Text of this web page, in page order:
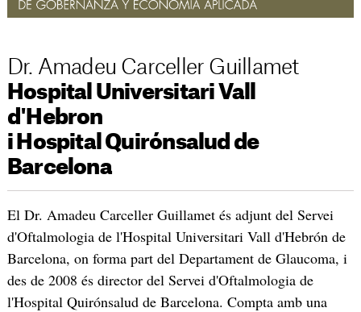
Dr. Amadeu Carceller Guillamet
Hospital Universitari Vall
d'Hebron
i Hospital Quirónsalud de
Barcelona
El Dr. Amadeu Carceller Guillamet és adjunt del Servei
d'Oftalmologia de l'Hospital Universitari Vall d'Hebrón de
Barcelona, on forma part del Departament de Glaucoma, i
des de 2008 és director del Servei d'Oftalmologia de
l'Hospital Quirónsalud de Barcelona. Compta amb una